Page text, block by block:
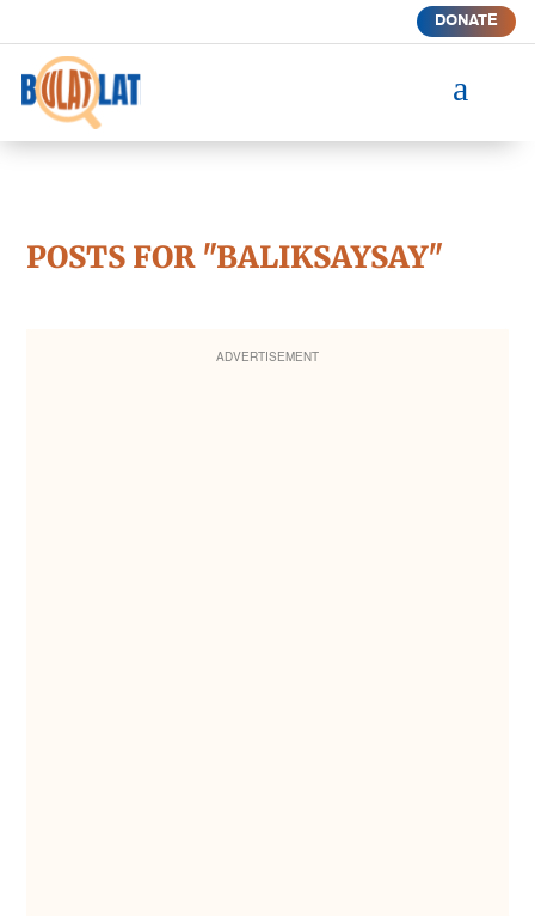
DONATE
a
POSTS FOR "BALIKSAYSAY"
ADVERTISEMENT